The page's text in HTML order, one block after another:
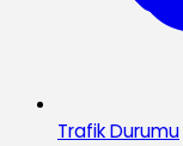
Trafik Durumu